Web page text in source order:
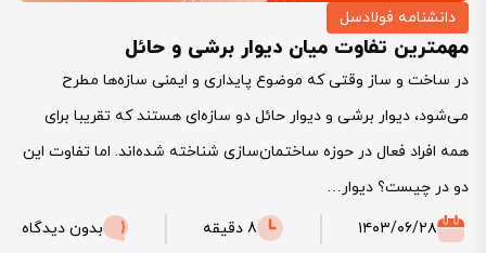
دانشنامه فولادسل
مهمترین تفاوت میان دیوار برشی و حائل
در ساخت و ساز وقتی که موضوع پایداری و ایمنی سازه‌ها مطرح
می‌شود، دیوار برشی و دیوار حائل دو سازه‌ای هستند که تقریبا برای
همه افراد فعال در حوزه ساختمان‌سازی شناخته شده‌اند. اما تفاوت این
دو در چیست؟ دیوار…
۱۴۰۳/۰۶/۲۸
8 دقیقه بدون دیدگاه